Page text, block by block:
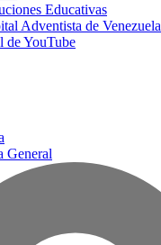
Educativas
Adventista de Venezuela
de YouTube
General